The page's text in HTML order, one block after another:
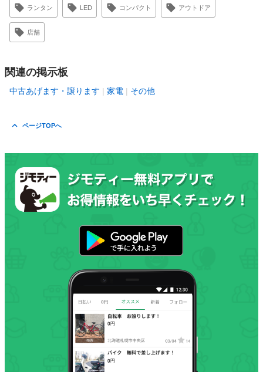
ランタン LED コンパクト アウトドア
店舗
関連の掲示板
中古あげます・譲ります 家電 その他
ページTOPへ